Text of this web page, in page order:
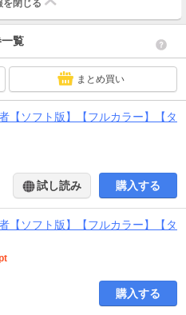
を 閉じる
覧
まとめ買い
【ソフト版】【フルカラー】【タ
試し読み 購入する
【ソフト版】【フルカラー】【タ
購入する